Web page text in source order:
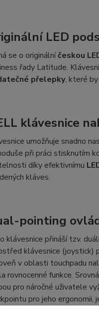
LED
se o originálníčeskou
řady Latitude.
přelepky, které
klávesnice
umožňuje snadno
při práci stisknutím
díky efektivnímu
kláves.
pointing
klávesnice přináší tzv.
klávesnice (joystick)
v oblasti touchpadu
rovnocenné funkce.
pro náročné uživatele
pro jeho ergonomii,